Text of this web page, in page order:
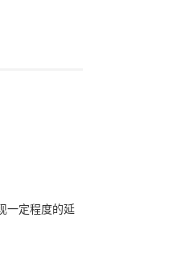
一定程度的延